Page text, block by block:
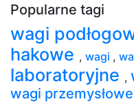
Popularne tagi
wagi
hakowe , wagi ,
laboratoryjne ,
wagi przemysłowe